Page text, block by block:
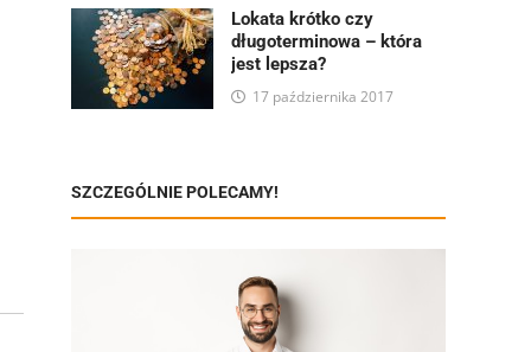
Lokata krótko czy
długoterminowa – która
jest lepsza?
17 października 2017
SZCZEGÓLNIE POLECAMY!